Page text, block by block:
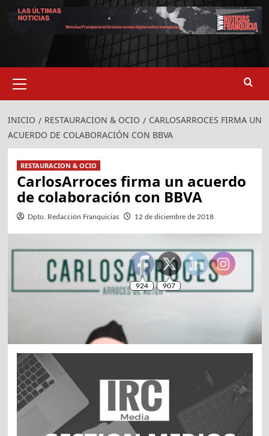
primario
INICIO RESTAURACION & OCIO
CARLOSARROCES FIRMA UN
ACUERDO DE COLABORACIÓN CON BBVA
RESTAURACION & OCIO
CarlosArroces firma un acuerdo
de colaboración con BBVA
Dpto. Redacción Franquicias 12 de diciembre de 2018
924 907